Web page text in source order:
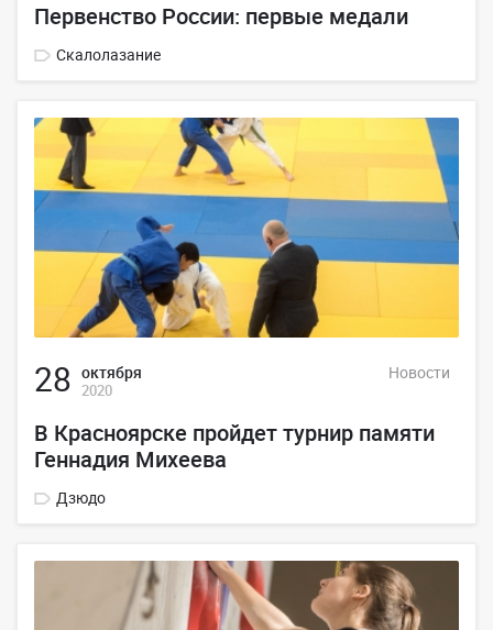
Первенство России: первые медали
Скалолазание
28 октября
2020
Новости
В Красноярске пройдет турнир памяти
Геннадия Михеева
Дзюдо